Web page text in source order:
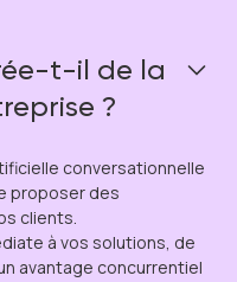
t-il de la
?
conversationnelle
proposer des
clients.
à vos solutions, de
avantage concurrentiel